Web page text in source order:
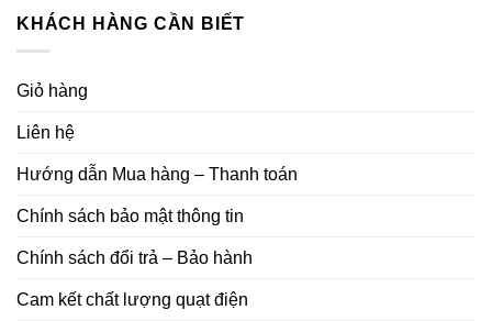
KHÁCH HÀNG CẦN BIẾT
Giỏ hàng
Liên hệ
Hướng dẫn Mua hàng – Thanh toán
Chính sách bảo mật thông tin
Chính sách đổi trả – Bảo hành
Cam kết chất lượng quạt điện